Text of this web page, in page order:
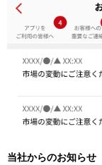
当社からのお知らせ